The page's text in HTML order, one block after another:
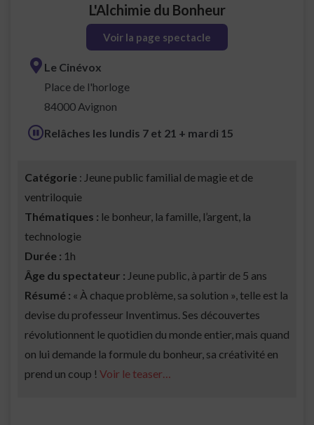
L'Alchimie du Bonheur
Voir la page spectacle
Le Cinévox
Place de l'horloge
84000 Avignon
Relâches les lundis 7 et 21 + mardi 15
Catégorie : Jeune public familial de magie et de
ventriloquie
Thématiques : le bonheur, la famille, l’argent, la
technologie
Durée : 1h
Âge du spectateur : Jeune public, à partir de 5 ans
Résumé : « À chaque problème, sa solution », telle est la
devise du professeur Inventimus. Ses découvertes
révolutionnent le quotidien du monde entier, mais quand
on lui demande la formule du bonheur, sa créativité en
prend un coup ! Voir le teaser…